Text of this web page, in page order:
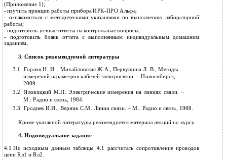
(Приложение 1);
-изучить принцип работы прибораИРК-ПРО Альфа;
- ознакомиться с методическими указаниями по выполнению лабораторной
работы;
-подготовить устные ответы на контрольные вопросы;
-
подготовить бланк отчета с выполненным индивидуальным домашним
заданием.
3. Список рекомендуемой литературы
3.1 Горлов Н. И. , Михайловская Ж.А., Первушина Л. В., Методы
измерений параметров кабелей электросвязи. – Новосибирск,
2009.
3.2 Яловицкий М.П. Электрические измерения на линиях связи.–
М.: Радио и связь, 1984.
3.3
Гроднев И.И., Верник С.М. Линии связи. –М.: Радио и связь, 1988.
Кроме указанной литературы рекомендуется материал лекций по курсу.
4. Индивидуальное задание
4.1 По исходным данным таблицы 4.1 рассчитать сопротивление проводов
цепи Rл1 и Rл2.